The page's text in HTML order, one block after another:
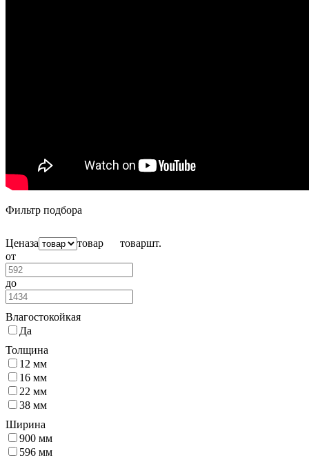
Фильтр подбора
Ценаза товар товаршт.
от
до
Влагостокойкая
Да
Толщина
12 мм
16 мм
22 мм
38 мм
Ширина
900 мм
596 мм